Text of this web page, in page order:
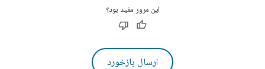
این مرور مفید بود؟
ارسال بازخورد